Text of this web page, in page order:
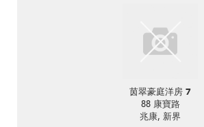
茵翠豪庭洋房 7
88 康寶路
兆康, 新界